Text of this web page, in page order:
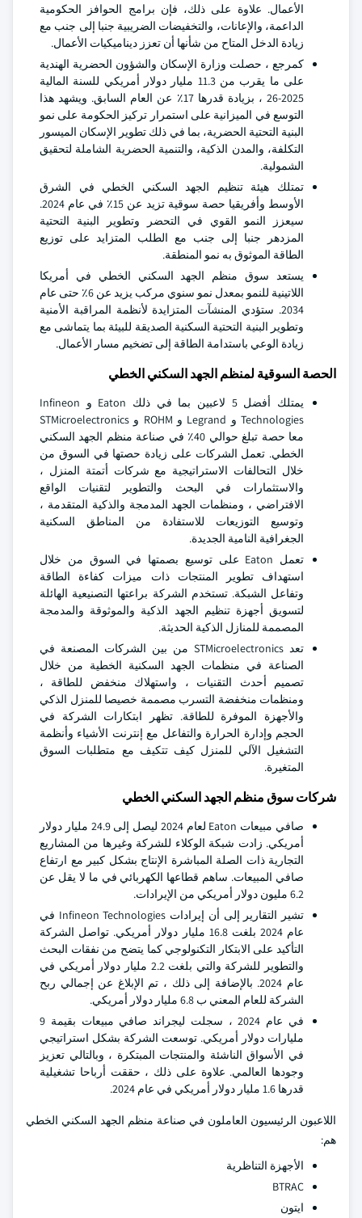
الأعمال. علاوة على ذلك، فإن برامج الحوافز الحكومية
الداعمة، والإعانات، والتخفيضات الضريبية جنبا إلى جنب مع
زيادة الدخل المتاح من شأنها أن تعزز ديناميكيات الأعمال.
كمرجع ، حصلت وزارة الإسكان والشؤون الحضرية الهندية
على ما يقرب من 11.3 مليار دولار أمريكي للسنة المالية
2025-26 ، بزيادة قدرها 17٪ عن العام السابق. ويشهد هذا
التوسع في الميزانية على استمرار تركيز الحكومة على نمو
البنية التحتية الحضرية، بما في ذلك تطوير الإسكان الميسور
التكلفة، والمدن الذكية، والتنمية الحضرية الشاملة لتحقيق
الشمولية.
تمتلك هيئة تنظيم الجهد السكني الخطي في الشرق
الأوسط وأفريقيا حصة سوقية تزيد عن 15٪ في عام 2024.
سيعزز النمو القوي في التحضر وتطوير البنية التحتية
المزدهر جنبا إلى جنب مع الطلب المتزايد على توزيع
الطاقة الموثوق به نمو المنطقة.
يستعد سوق منظم الجهد السكني الخطي في أمريكا
اللاتينية للنمو بمعدل نمو سنوي مركب يزيد عن 6٪ حتى عام
2034. ستؤدي المنشآت المتزايدة لأنظمة المراقبة الأمنية
وتطوير البنية التحتية السكنية الصديقة للبيئة بما يتماشى مع
زيادة الوعي باستدامة الطاقة إلى تضخيم مسار الأعمال.
الحصة السوقية لمنظم الجهد السكني الخطي
يمتلك أفضل 5 لاعبين بما في ذلك Eaton و Infineon
Technologies و Legrand و ROHM و STMicroelectronics
معا حصة تبلغ حوالي 40٪ في صناعة منظم الجهد السكني
الخطي. تعمل الشركات على زيادة حصتها في السوق من
خلال التحالفات الاستراتيجية مع شركات أتمتة المنزل ،
والاستثمارات في البحث والتطوير لتقنيات الواقع
الافتراضي ، ومنظمات الجهد المدمجة والذكية المتقدمة ،
وتوسيع التوزيعات للاستفادة من المناطق السكنية
الجغرافية النامية الجديدة.
تعمل Eaton على توسيع بصمتها في السوق من خلال
استهداف تطوير المنتجات ذات ميزات كفاءة الطاقة
وتفاعل الشبكة. تستخدم الشركة براعتها التصنيعية الهائلة
لتسويق أجهزة تنظيم الجهد الذكية والموثوقة والمدمجة
المصممة للمنازل الذكية الحديثة.
تعد STMicroelectronics من بين الشركات المصنعة في
الصناعة في منظمات الجهد السكنية الخطية من خلال
تصميم أحدث التقنيات ، واستهلاك منخفض للطاقة ،
ومنظمات منخفضة التسرب مصممة خصيصا للمنزل الذكي
والأجهزة الموفرة للطاقة. تظهر ابتكارات الشركة في
الحجم وإدارة الحرارة والتفاعل مع إنترنت الأشياء وأنظمة
التشغيل الآلي للمنزل كيف تتكيف مع متطلبات السوق
المتغيرة.
شركات سوق منظم الجهد السكني الخطي
صافي مبيعات Eaton لعام 2024 ليصل إلى 24.9 مليار دولار
أمريكي. زادت شبكة الوكلاء للشركة وغيرها من المشاريع
التجارية ذات الصلة المباشرة الإنتاج بشكل كبير مع ارتفاع
صافي المبيعات. ساهم قطاعها الكهربائي في ما لا يقل عن
6.2 مليون دولار أمريكي من الإيرادات.
تشير التقارير إلى أن إيرادات Infineon Technologies في
عام 2024 بلغت 16.8 مليار دولار أمريكي. تواصل الشركة
التأكيد على الابتكار التكنولوجي كما يتضح من نفقات البحث
والتطوير للشركة والتي بلغت 2.2 مليار دولار أمريكي في
عام 2024. بالإضافة إلى ذلك ، تم الإبلاغ عن إجمالي ربح
الشركة للعام المعني ب 6.8 مليار دولار أمريكي.
في عام 2024 ، سجلت ليجراند صافي مبيعات بقيمة 9
مليارات دولار أمريكي. توسعت الشركة بشكل استراتيجي
في الأسواق الناشئة والمنتجات المبتكرة ، وبالتالي تعزيز
وجودها العالمي. علاوة على ذلك ، حققت أرباحا تشغيلية
قدرها 1.6 مليار دولار أمريكي في عام 2024.
اللاعبون الرئيسيون العاملون في صناعة منظم الجهد السكني الخطي
هم:
الأجهزة التناظرية
BTRAC
ايتون